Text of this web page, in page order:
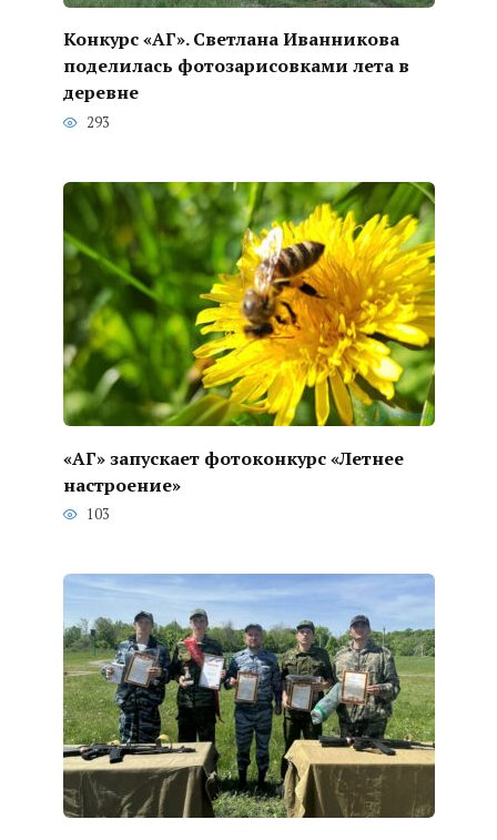
Конкурс «АГ». Светлана Иванникова
поделилась фотозарисовками лета в
деревне
293
«АГ» запускает фотоконкурс «Летнее
настроение»
103